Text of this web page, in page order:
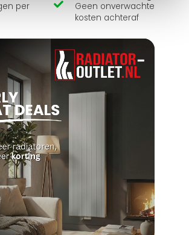
per
Geen onverwachte
kosten achteraf